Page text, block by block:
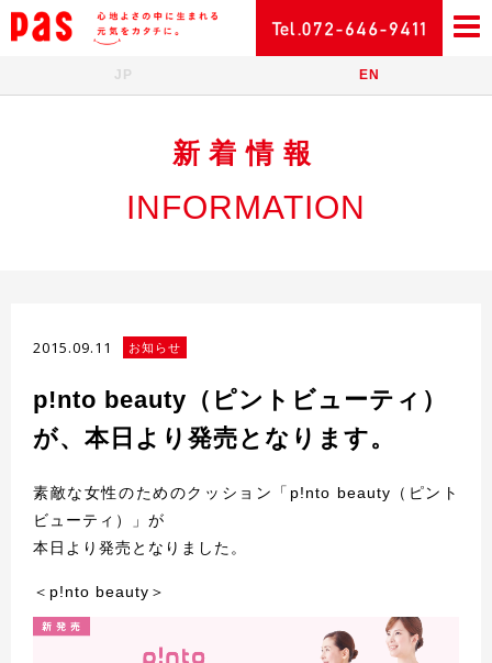
JP EN
新着情報
INFORMATION
2015.09.11 お知らせ
p!nto beauty（ピントビューティ）
が、本日より発売となります。
素敵な女性のためのクッション「p!nto beauty（ピント
ビューティ）」が
本日より発売となりました。
＜p!nto beauty＞